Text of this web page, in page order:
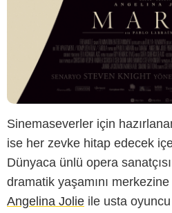
Sinemaseverler için
ise her zevke hitap edecek
Dünyaca ünlü opera
dramatik yaşamını
Angelina Jolie ile usta oyuncu
TOD